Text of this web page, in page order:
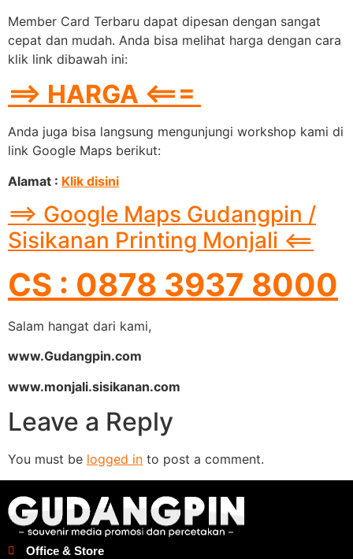
Member Card Terbaru dapat dipesan dengan sangat
cepat dan mudah. Anda bisa melihat harga dengan cara
klik link dibawah ini:
==> HARGA <===
Anda juga bisa langsung mengunjungi workshop kami di
link Google Maps berikut:
Alamat : Klik disini
==> Google Maps Gudangpin /
Sisikanan Printing Monjali <==
CS : 0878 3937 8000
Salam hangat dari kami,
www.Gudangpin.com
www.monjali.sisikanan.com
Leave a Reply
You must be logged in to post a comment.
Office & Store